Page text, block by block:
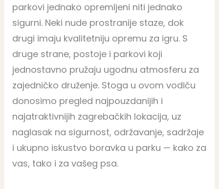
parkovi jednako opremljeni niti jednako
sigurni. Neki nude prostranije staze, dok
drugi imaju kvalitetniju opremu za igru. S
druge strane, postoje i parkovi koji
jednostavno pružaju ugodnu atmosferu za
zajedničko druženje. Stoga u ovom vodiču
donosimo pregled najpouzdanijih i
najatraktivnijih zagrebačkih lokacija, uz
naglasak na sigurnost, održavanje, sadržaje
i ukupno iskustvo boravka u parku — kako za
vas, tako i za vašeg psa.